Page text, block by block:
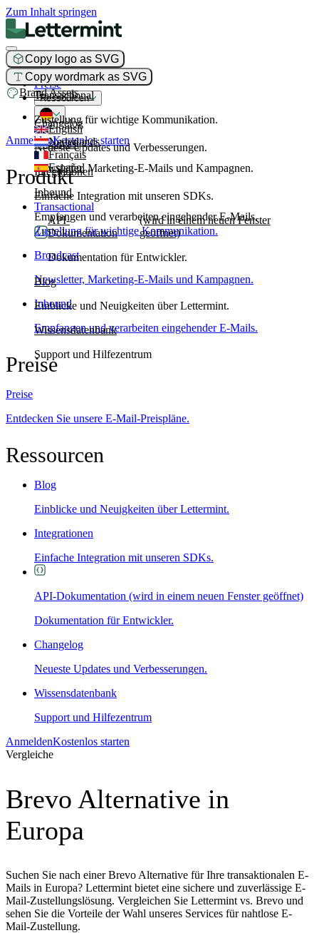
Zum Inhalt springen
Copy logo as SVG
Copy wordmark as SVG
Brand Assets
Produkt
Transactional
Zustellung für wichtige Kommunikation.
Broadcast
Newsletter, Marketing-E-Mails und Kampagnen.
Inbound
Empfangen und verarbeiten eingehender E-Mails.
Preise
Ressourcen
Changelog
Neueste Updates und Verbesserungen.
Integrationen
Einfache Integration mit unseren SDKs.
API-
Dokumentation
(wird in einem neuen Fenster
geöffnet)
Dokumentation für Entwickler.
Blog
Einblicke und Neuigkeiten über Lettermint.
Wissensdatenbank
Support und Hilfezentrum
English
Nederlands
Français
Español
AnmeldenKostenlos starten
Produkt
Transactional
Zustellung für wichtige Kommunikation.
Broadcast
Newsletter, Marketing-E-Mails und Kampagnen.
Inbound
Empfangen und verarbeiten eingehender E-Mails.
Preise
Preise
Entdecken Sie unsere E-Mail-Preispläne.
Ressourcen
Blog
Einblicke und Neuigkeiten über Lettermint.
Integrationen
Einfache Integration mit unseren SDKs.
API-Dokumentation (wird in einem neuen Fenster geöffnet)
Dokumentation für Entwickler.
Changelog
Neueste Updates und Verbesserungen.
Wissensdatenbank
Support und Hilfezentrum
AnmeldenKostenlos starten
Vergleiche
Brevo Alternative in
Europa
Suchen Sie nach einer Brevo Alternative für Ihre transaktionalen E-
Mails in Europa? Lettermint bietet eine sichere und zuverlässige E-
Mail-Zustellungslösung. Vergleichen Sie Lettermint vs. Brevo und
sehen Sie die Vorteile der Wahl unseres Services für nahtlose E-
Mail-Zustellung.